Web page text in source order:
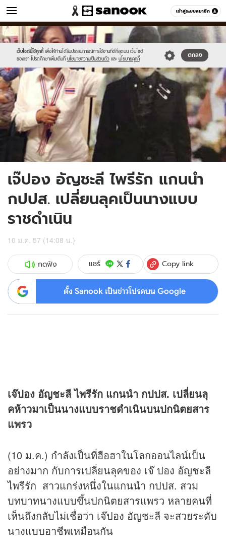
เข้าสู่ระบบสมาชิก
ข่าว หมวดอื่นๆ
เว็บไซต์นี้ใช้คุกกี้ เพื่อให้ท่านได้รับประสบการณ์การใช้งานที่ดีที่สุดบน เว็บไซต์
ของเรา โปรดศึกษาเพิ่มเติมที่ นโยบายความเป็นส่วนตัว และ นโยบายคุกกี้
ตกลง
Sanook
//s.isanook.com/sr/0/images/logo-
new-
sanook.png
600
60
//s.isanook.com/ns/0/ud/278/1394124/5.jpg
เจ๊ปอง อัญชะลี ไพรีรัก แกนนำ
กปปส. เปลี่ยนลุคเป็นนางแบบ
ราชดำเนิน
10 ม.ค. 57 (14:08 น.)
กดฟัง แชร์ Copy link
ตั้ง Sanook เป็นข่าวโปรดบน Google
เจ๊ปอง อัญชะลี ไพรีรัก แกนนำ กปปส. เปลี่ยนลุ
คห้าวมาเป็นนางแบบราชดำเนินบนปกนิตยสาร
แพรว
(10 ม.ค.) กำลังเป็นที่ฮือฮาในโลกออนไลน์เป็น
อย่างมาก กับการเปลี่ยนลุคของ เจ๊ ปอง อัญชะลี
ไพรีรัก สาวแกร่งหนึ่งในแกนนำ กปปส. สวม
บทบาทนางแบบขึ้นปกนิตยสารแพรว หลายคนที่
เห็นถึงกลับไม่เชื่อว่า เจ๊ปอง อัญชะลี จะสวยระดับ
นางแบบอาชีพเหมือนกัน